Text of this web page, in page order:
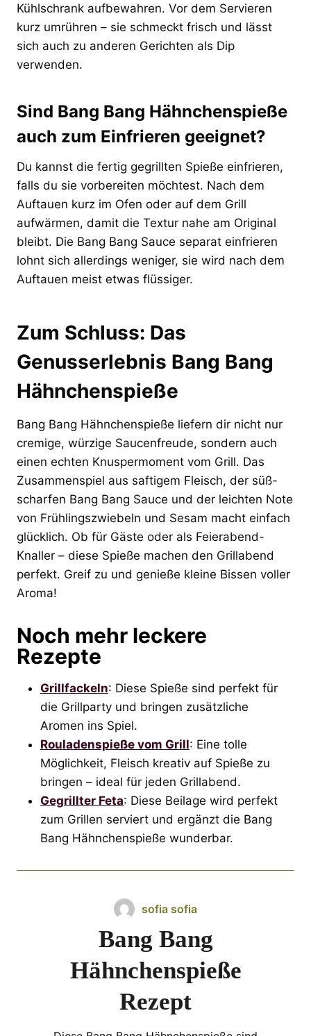
Kühlschrank aufbewahren. Vor dem Servieren
kurz umrühren – sie schmeckt frisch und lässt
sich auch zu anderen Gerichten als Dip
verwenden.
Sind Bang Bang Hähnchenspieße
auch zum Einfrieren geeignet?
Du kannst die fertig gegrillten Spieße einfrieren,
falls du sie vorbereiten möchtest. Nach dem
Auftauen kurz im Ofen oder auf dem Grill
aufwärmen, damit die Textur nahe am Original
bleibt. Die Bang Bang Sauce separat einfrieren
lohnt sich allerdings weniger, sie wird nach dem
Auftauen meist etwas flüssiger.
Zum Schluss: Das
Genusserlebnis Bang Bang
Hähnchenspieße
Bang Bang Hähnchenspieße liefern dir nicht nur
cremige, würzige Saucenfreude, sondern auch
einen echten Knuspermoment vom Grill. Das
Zusammenspiel aus saftigem Fleisch, der süß-
scharfen Bang Bang Sauce und der leichten Note
von Frühlingszwiebeln und Sesam macht einfach
glücklich. Ob für Gäste oder als Feierabend-
Knaller – diese Spieße machen den Grillabend
perfekt. Greif zu und genieße kleine Bissen voller
Aroma!
Noch mehr leckere
Rezepte
Grillfackeln: Diese Spieße sind perfekt für
die Grillparty und bringen zusätzliche
Aromen ins Spiel.
Rouladenspieße vom Grill: Eine tolle
Möglichkeit, Fleisch kreativ auf Spieße zu
bringen – ideal für jeden Grillabend.
Gegrillter Feta: Diese Beilage wird perfekt
zum Grillen serviert und ergänzt die Bang
Bang Hähnchenspieße wunderbar.
sofia sofia
Bang Bang
Hähnchenspieße
Rezept